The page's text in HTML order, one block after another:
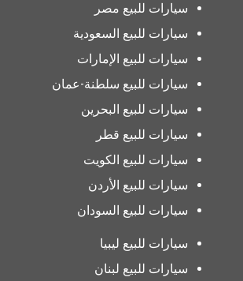
سيارات للبيع مصر
سيارات للبيع السعودية
سيارات للبيع الإمارات
سيارات للبيع سلطنة-عمان
سيارات للبيع البحرين
سيارات للبيع قطر
سيارات للبيع الكويت
سيارات للبيع الأردن
سيارات للبيع السودان
سيارات للبيع ليبيا
سيارات للبيع لبنان